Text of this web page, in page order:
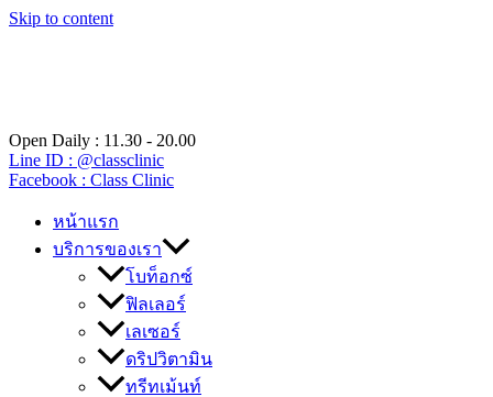
Skip to content
Open Daily : 11.30 - 20.00
Line ID : @classclinic​
Facebook : Class Clinic
หน้าแรก
บริการของเรา
โบท็อกซ์
ฟิลเลอร์
เลเซอร์
ดริปวิตามิน
ทรีทเม้นท์